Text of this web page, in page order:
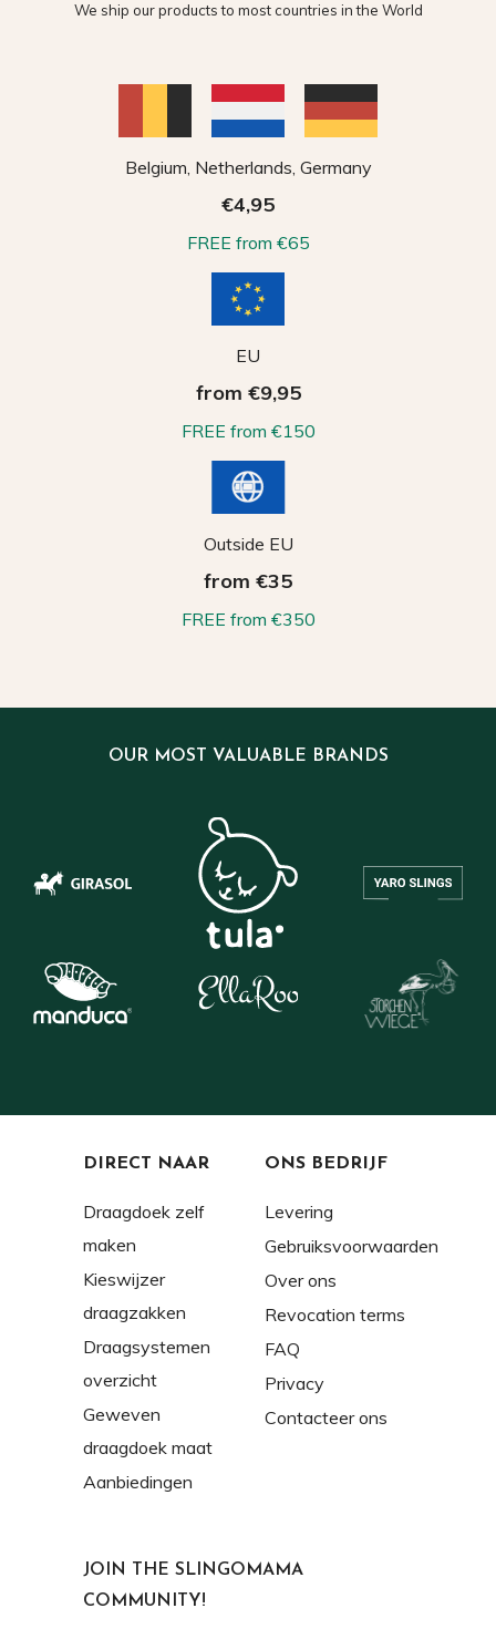
We ship our products to most countries in the World
Belgium, Netherlands, Germany
€4,95
FREE from €65
EU
from €9,95
FREE from €150
Outside EU
from €35
FREE from €350
OUR MOST VALUABLE BRANDS
DIRECT NAAR
Draagdoek zelf
maken
Kieswijzer
draagzakken
Draagsystemen
overzicht
Geweven
draagdoek maat
Aanbiedingen
ONS BEDRIJF
Levering
Gebruiksvoorwaarden
Over ons
Revocation terms
FAQ
Privacy
Contacteer ons
JOIN THE SLINGOMAMA
COMMUNITY!